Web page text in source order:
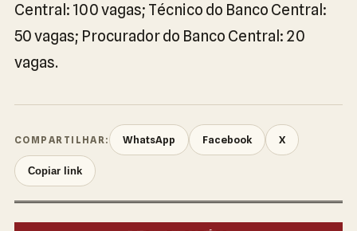
Central: 100 vagas; Técnico do Banco Central:
50 vagas; Procurador do Banco Central: 20
vagas.
COMPARTILHAR: WhatsApp Facebook X
Copiar link